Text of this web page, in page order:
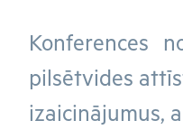
Konferences
pilsētvides
izaicinājumus,